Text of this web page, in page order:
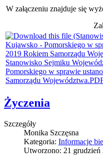
W załączeniu znajduje się
Stanowisko Sejmiku
Pomorskiego w sprawie
Samorządu
Życzenia
Szczegóły
Monika Szczęsna
Kategoria: Informacje
Utworzono: 21 grudzień